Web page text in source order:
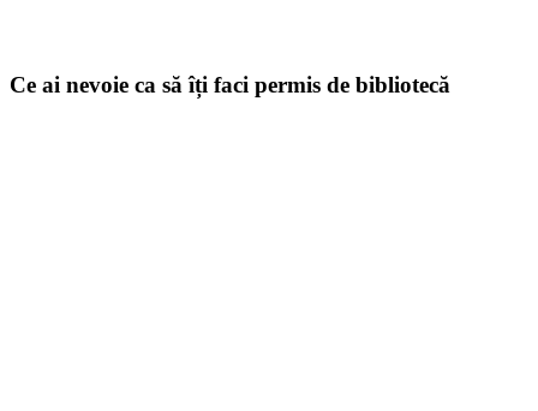
Ce ai nevoie ca să îți faci permis de bibliotecă